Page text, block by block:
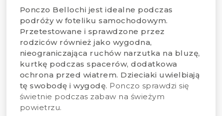
Ponczo Bellochi jest idealne podczas
podróży w foteliku samochodowym.
Przetestowane i sprawdzone przez
rodziców również jako wygodna,
nieograniczająca ruchów narzutka na bluzę,
kurtkę podczas spacerów, dodatkowa
ochrona przed wiatrem. Dzieciaki uwielbiają
tę swobodę i wygodę. Ponczo sprawdzi się
świetnie podczas zabaw na świeżym
powietrzu.